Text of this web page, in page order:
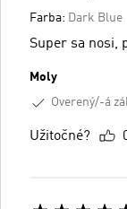
Farba: Dark Blue
Super sa nosi,
Moly
Overený/-á
Užitočné?